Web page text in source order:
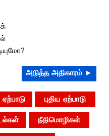
அடுத்த அதிகாரம் ►
புதிய ஏற்பாடு
நீதிமொழிகள்